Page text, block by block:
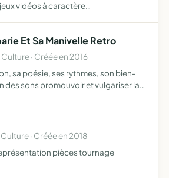
vidéos à caractère
Et Sa Manivelle Retro
· Créée en 2016
sa poésie, ses rythmes, son bien-
des sons promouvoir et vulgariser la
· Créée en 2018
pièces tournage